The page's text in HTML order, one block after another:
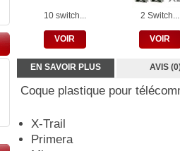
10 switch...
VOIR
2 Switch...
VOIR
EN SAVOIR PLUS AVIS
Coque plastique pour
X-Trail
Primera